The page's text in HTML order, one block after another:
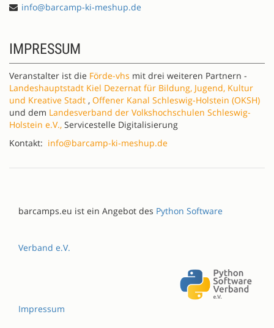
info@barcamp-ki-meshup.de
IMPRESSUM
Veranstalter ist die Förde-vhs mit drei weiteren Partnern -
Landeshauptstadt Kiel Dezernat für Bildung, Jugend, Kultur
und Kreative Stadt , Offener Kanal Schleswig-Holstein (OKSH)
und dem Landesverband der Volkshochschulen Schleswig-
Holstein e.V., Servicestelle Digitalisierung
Kontakt: info@barcamp-ki-meshup.de
barcamps.eu ist ein Angebot des Python Software
Verband e.V.
Impressum